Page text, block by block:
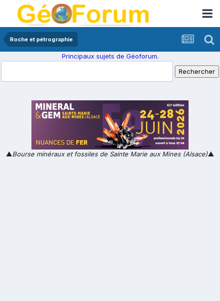
Roche et pétrographie
Principaux sujets de Géoforum.
▲Bourse minéraux et fossiles de Sainte Marie aux Mines (Alsace)▲